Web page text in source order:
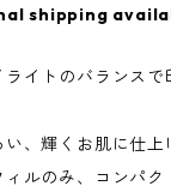
shipping
イトのバランス
、輝くお肌に仕上
ルのみ、コンパク